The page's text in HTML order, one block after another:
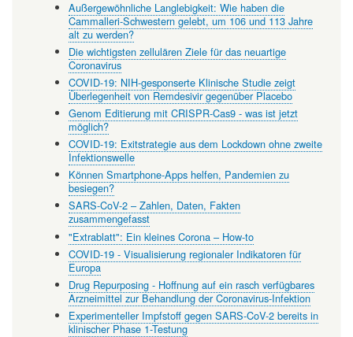
Außergewöhnliche Langlebigkeit: Wie haben die
Cammalleri-Schwestern gelebt, um 106 und 113 Jahre
alt zu werden?
Die wichtigsten zellulären Ziele für das neuartige
Coronavirus
COVID-19: NIH-gesponserte Klinische Studie zeigt
Überlegenheit von Remdesivir gegenüber Placebo
Genom Editierung mit CRISPR-Cas9 - was ist jetzt
möglich?
COVID-19: Exitstrategie aus dem Lockdown ohne zweite
Infektionswelle
Können Smartphone-Apps helfen, Pandemien zu
besiegen?
SARS-CoV-2 – Zahlen, Daten, Fakten
zusammengefasst
"Extrablatt": Ein kleines Corona – How-to
COVID-19 - Visualisierung regionaler Indikatoren für
Europa
Drug Repurposing - Hoffnung auf ein rasch verfügbares
Arzneimittel zur Behandlung der Coronavirus-Infektion
Experimenteller Impfstoff gegen SARS-CoV-2 bereits in
klinischer Phase 1-Testung